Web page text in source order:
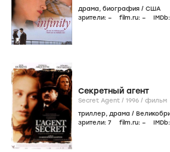
драма, биография / США
зрители: – film.ru: – IMDb:
Секретный агент
Secret Agent / 1996 / фильм
триллер, драма /
зрители: 7 film.ru: – IMDb: